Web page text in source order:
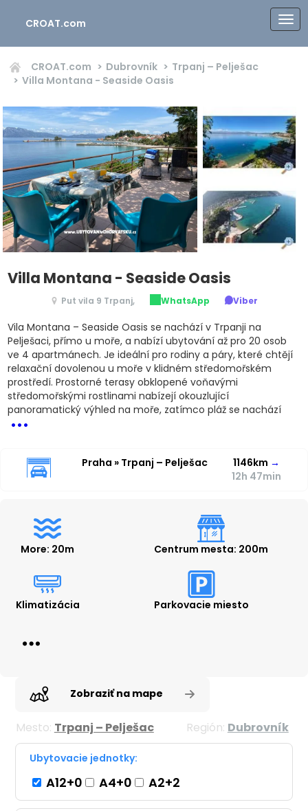
CROAT.com
CROAT.com Dubrovník
Trpanj – Pelješac
Villa Montana - Seaside Oasis
Villa Montana - Seaside Oasis
Put vila 9 Trpanj, WhatsApp Viber
Vila Montana – Seaside Oasis se nachází v Trpanji na
Pelješaci, přímo u moře, a nabízí ubytování až pro 20 osob
ve 4 apartmánech. Je ideální pro rodiny a páry, které chtějí
relaxační dovolenou u moře v klidném středomořském
prostředí. Prostorné terasy obklopené voňavými
středomořskými rostlinami nabízejí okouzlující
panoramatický výhled na moře, zatímco pláž se nachází
...
Praha » Trpanj – Pelješac 1146km →
12h 47min
More: 20m Centrum mesta: 200m
Klimatizácia Parkovacie miesto
Zobraziť na mape
Mesto: Trpanj – Pelješac Región: Dubrovník
Ubytovacie jednotky:
A12+0 A4+0 A2+2